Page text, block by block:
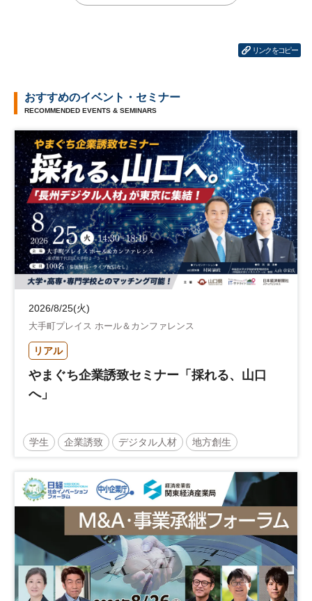
リンクをコピー
おすすめのイベント・セミナー
RECOMMENDED EVENTS & SEMINARS
2026/8/25(火)
大手町プレイス ホール＆カンファレンス
リアル
やまぐち企業誘致セミナー「採れる、山口
へ」
学生 企業誘致 デジタル人材 地方創生
地域活性化 自治体